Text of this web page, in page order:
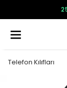
Telefon Kılıfları